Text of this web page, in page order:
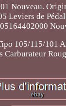
Nouveau.
Leviers de
105/115/101
Carburateur